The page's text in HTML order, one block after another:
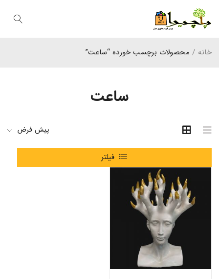
ساعت
خانه / محصولات برچسب خورده “ساعت”
پیش فرض
فیلتر